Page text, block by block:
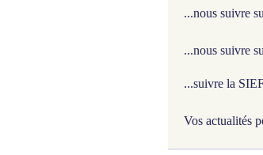
...nous suivre
...nous suivre
...suivre la
Vos actualités